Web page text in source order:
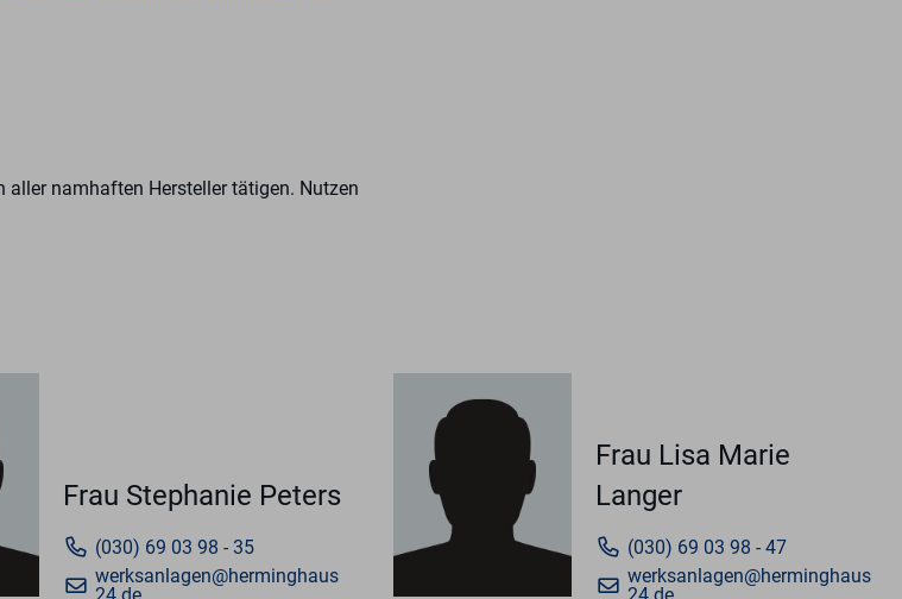
namhaften Hersteller tätigen. Nutzen
Frau Stephanie Peters
(030) 69 03 98 - 35
werksanlagen@herminghaus
Frau Lisa Marie
Langer
(030) 69 03 98 - 47
werksanlagen@herminghaus